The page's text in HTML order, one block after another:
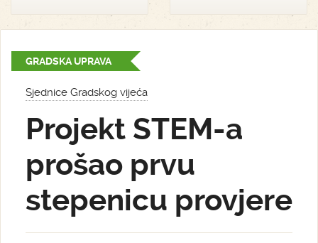
GRADSKA UPRAVA
Sjednice Gradskog vijeća
Projekt STEM-a
prošao prvu
stepenicu provjere